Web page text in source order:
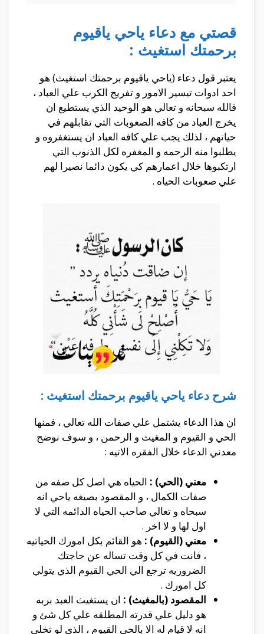
قصتي مع دعاء ياحي ياقيوم
برحمتك استغيث :
يعتبر قول دعاء (ياحي ياقيوم برحمتك استغيث) هو
احد ادوات تيسير الامور و تفريج الكرب علي العباد ،
فالله سبحانه و تعالي هو الوحيد الذي يستطيع ان
يخرج العباد من كافه الصعوبات التي تقابلهم في
حياتهم ، لذلك يجب علي كافه العباد ان يستغفروه و
يطلبوا منه الرحمه و المغفره لكل الذنوب التي
ارتكبوها خلال اعمارهم كي يكون دائما نصيرا لهم
علي صعوبات الحياه .
شرح دعاء ياحي ياقيوم برحمتك استغيث :
ان هذا الدعاء يشتمل علي صفات الله تعالي ، فمنها
الحي و القيوم و المغيث و الرحمن ، و سوف نوضح
معدني الدعاء خلال الفقره الاتيه :
معني (الحي) : الحياه هي اصل كل صفه من
صفات الكمال ، و المقصود بصيغه ياحي انه
سبحاه و تعالي صاحب الحياه الدائمه التي لا
اول لها و لا اخر .
معني (القيوم) : هو القائم بكل امورك الحياتيه
، فانت في كل وقت تساله عن حاجتك
الضروريه ترجع الي الحي القيوم الذي يتولي
كل امورك .
المقصود (بالمغيث) : ان يستغيث العبد بربه
هو دليل علي قدرته المطلقه علي كل شئ و
انه لا قيام له الا بالحي القيوم ، الذي لو تخلي